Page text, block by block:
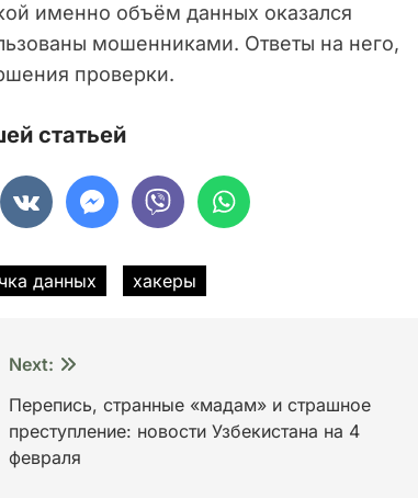
именно объём данных оказался
мошенниками. Ответы на него,
проверки.
статьей
данных хакеры
Next:
Перепись, странные «мадам» и страшное
преступление: новости Узбекистана на 4
февраля